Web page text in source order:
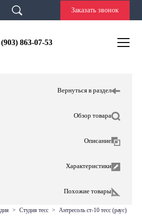
Заказать звонок
863-07-53
Вернуться в раздел
Обзор товара
Описание
Характеристики
Похожие товары
> студия тесс > антресоль ст-10 тесс (раус)